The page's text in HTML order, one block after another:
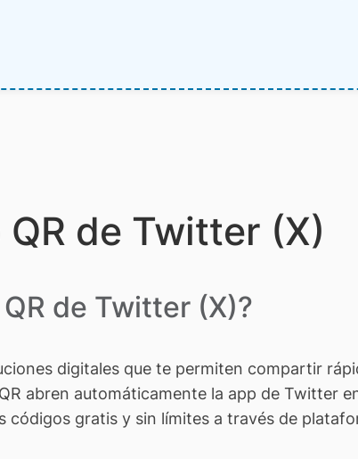
de Twitter (X)
de Twitter (X)?
digitales que te permiten compartir
abren automáticamente la app de Twitter
códigos gratis y sin límites a través de